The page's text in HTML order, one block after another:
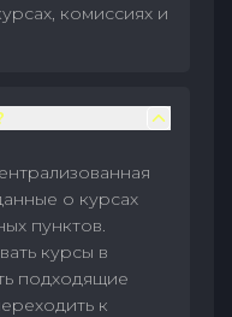
комиссиях и
о курсах
пунктов.
курсы в
подходящие
к